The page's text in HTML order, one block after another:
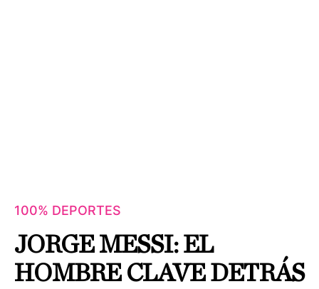
100% DEPORTES
JORGE MESSI: EL
HOMBRE CLAVE DETRÁS